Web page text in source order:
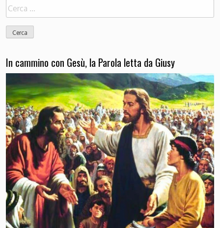
Ricerca
per:
In cammino con Gesù, la Parola letta da Giusy